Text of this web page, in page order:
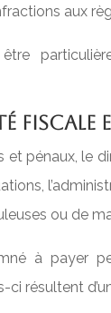
aux
fiscale
et pénaux, le
ou de
à payer
résultent